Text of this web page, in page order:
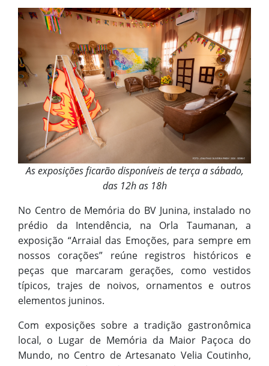
As exposições ficarão disponíveis de terça a sábado,
das 12h as 18h
No Centro de Memória do BV Junina, instalado no
prédio da Intendência, na Orla Taumanan, a
exposição “Arraial das Emoções, para sempre em
nossos corações” reúne registros históricos e
peças que marcaram gerações, como vestidos
típicos, trajes de noivos, ornamentos e outros
elementos juninos.
Com exposições sobre a tradição gastronômica
local, o Lugar de Memória da Maior Paçoca do
Mundo, no Centro de Artesanato Velia Coutinho,